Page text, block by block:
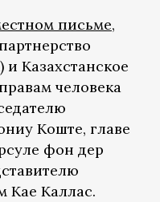
письме,
и Казахстанское
человека
Коште, главе
фон дер
Кае Каллас.